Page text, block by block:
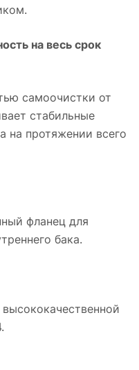
на весь срок
самоочистки от
стабильные
на протяжении всего
фланец для
бака.